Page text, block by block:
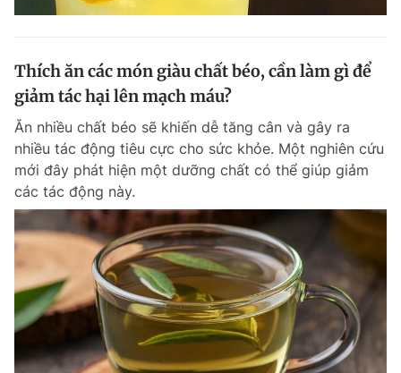
Thích ăn các món giàu chất béo, cần làm gì để
giảm tác hại lên mạch máu?
Ăn nhiều chất béo sẽ khiến dễ tăng cân và gây ra
nhiều tác động tiêu cực cho sức khỏe. Một nghiên cứu
mới đây phát hiện một dưỡng chất có thể giúp giảm
các tác động này.